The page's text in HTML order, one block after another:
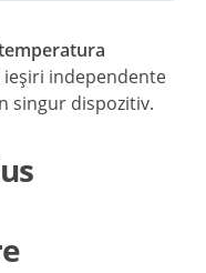
independente
singur dispozitiv.